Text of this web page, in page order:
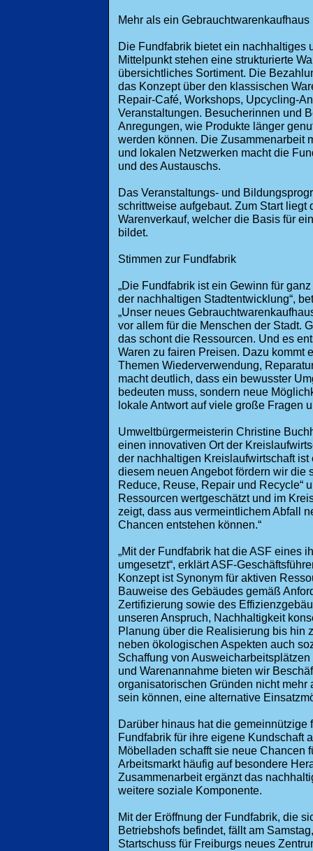
Mehr als ein Gebrauchtwarenkaufhaus
Die Fundfabrik bietet ein nachhaltiges
Mittelpunkt stehen eine strukturierte
übersichtliches Sortiment. Die
das Konzept über den klassischen
Repair-Café, Workshops, Upcycling-
Veranstaltungen. Besucherinnen und
Anregungen, wie Produkte länger
werden können. Die Zusammenarbeit
und lokalen Netzwerken macht die
und des Austauschs.
Das Veranstaltungs- und
schrittweise aufgebaut. Zum Start liegt
Warenverkauf, welcher die Basis für
bildet.
Stimmen zur Fundfabrik
„Die Fundfabrik ist ein Gewinn für
der nachhaltigen Stadtentwicklung“,
„Unser neues
vor allem für die Menschen der Stadt.
das schont die Ressourcen. Und es
Waren zu fairen Preisen. Dazu kommt
Themen Wiederverwendung,
macht deutlich, dass ein bewusster
bedeuten muss, sondern neue
lokale Antwort auf viele große Fragen
Umweltbürgermeisterin Christine
einen innovativen Ort der
der nachhaltigen Kreislaufwirtschaft
diesem neuen Angebot fördern wir die
Reduce, Reuse, Repair und Recycle“
Ressourcen wertgeschätzt und im
zeigt, dass aus vermeintlichem Abfall
Chancen entstehen können.“
„Mit der Fundfabrik hat die ASF eines
umgesetzt“, erklärt ASF-
Konzept ist Synonym für aktiven
Bauweise des Gebäudes gemäß
Zertifizierung sowie des
unseren Anspruch, Nachhaltigkeit
Planung über die Realisierung bis hin
neben ökologischen Aspekten auch
Schaffung von
und Warenannahme bieten wir
organisatorischen Gründen nicht
sein können, eine alternative
Darüber hinaus hat die gemeinnützige
Fundfabrik für ihre eigene Kundschaft
Möbelladen schafft sie neue Chancen
Arbeitsmarkt häufig auf besondere
Zusammenarbeit ergänzt das
weitere soziale Komponente.
Mit der Eröffnung der Fundfabrik, die
Betriebshofs befindet, fällt am
Startschuss für Freiburgs neues